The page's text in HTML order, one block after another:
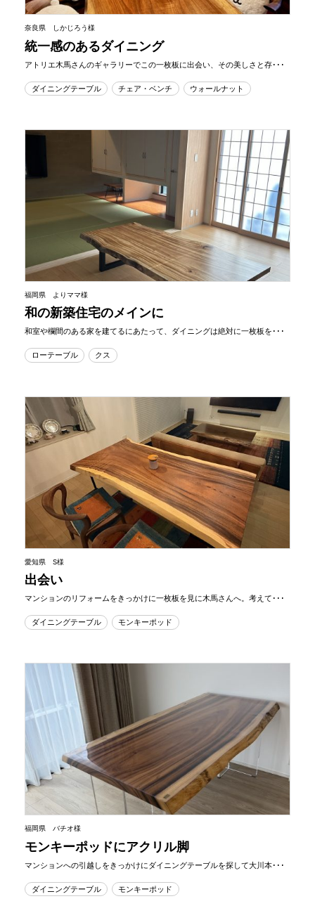
奈良県 しかじろう様
統一感のあるダイニング
アトリエ木馬さんのギャラリーでこの一枚板に出会い、その美しさと存･･･
ダイニングテーブル チェア・ベンチ ウォールナット
福岡県 よりママ様
和の新築住宅のメインに
和室や欄間のある家を建てるにあたって、ダイニングは絶対に一枚板を･･･
ローテーブル クス
愛知県 S様
出会い
マンションのリフォームをきっかけに一枚板を見に木馬さんへ。考えて･･･
ダイニングテーブル モンキーポッド
福岡県 バチオ様
モンキーポッドにアクリル脚
マンションへの引越しをきっかけにダイニングテーブルを探して大川本･･･
ダイニングテーブル モンキーポッド